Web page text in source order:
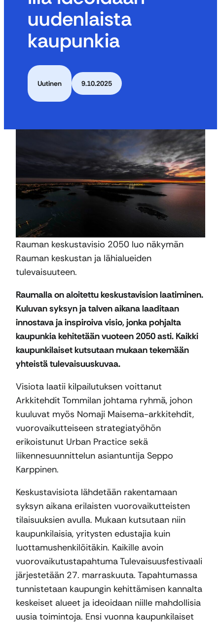
uudenlaista
kaupunkia
Uutinen 9.10.2025
Rauman keskustavisio 2050 luo näkymän
Rauman keskustan ja lähialueiden
tulevaisuuteen.
Raumalla on aloitettu keskustavision laatiminen.
Kuluvan syksyn ja talven aikana laaditaan
innostava ja inspiroiva visio, jonka pohjalta
kaupunkia kehitetään vuoteen 2050 asti. Kaikki
kaupunkilaiset kutsutaan mukaan tekemään
yhteistä tulevaisuuskuvaa.
Visiota laatii kilpailutuksen voittanut
Arkkitehdit Tommilan johtama ryhmä, johon
kuuluvat myös Nomaji Maisema-arkkitehdit,
vuorovaikutteiseen strategiatyöhön
erikoistunut Urban Practice sekä
liikennesuunnittelun asiantuntija Seppo
Karppinen.
Keskustavisiota lähdetään rakentamaan
syksyn aikana erilaisten vuorovaikutteisten
tilaisuuksien avulla. Mukaan kutsutaan niin
kaupunkilaisia, yritysten edustajia kuin
luottamushenkilöitäkin. Kaikille avoin
vuorovaikutustapahtuma Tulevaisuusfestivaali
järjestetään 27. marraskuuta. Tapahtumassa
tunnistetaan kaupungin kehittämisen kannalta
keskeiset alueet ja ideoidaan niille mahdollisia
uusia toimintoja. Ensi vuonna kaupunkilaiset